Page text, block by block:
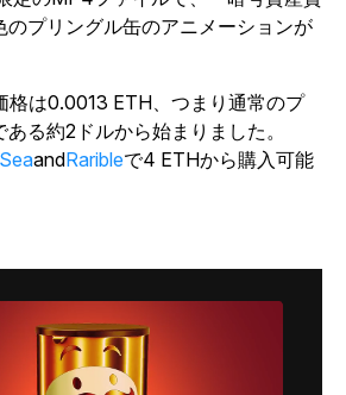
のプリングル缶のアニメーションが
格は0.0013 ETH、つまり通常のプ
る約2ドルから始まりました。
andRaribleで4 ETHから購入可能